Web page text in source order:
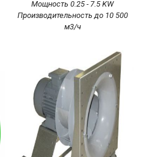
Мощность 0.25 - 7.5 KW
Производительность до 10 500
м3/ч